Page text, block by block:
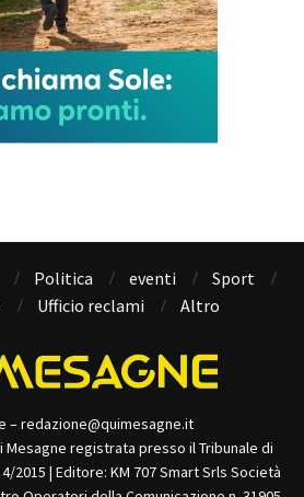
Politica eventi
Sport
Ufficio reclami Altro
– redazione@quimesagne.it
Mesagne registrata presso il Tribunale di
2015 | Editore: KM 707 Smart Srls Società